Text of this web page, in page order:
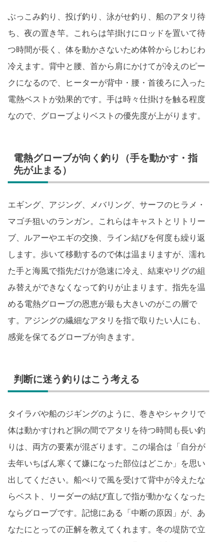
ぶっこみ釣り、投げ釣り、泳がせ釣り、船のアタリ待
ち、夜の置き竿。これらは竿掛けにロッドを置いて待
つ時間が長く、体を動かさないため体幹からじわじわ
冷えます。背中と腰、首から肩にかけてが冷えのピー
クになるので、ヒーターが背中・腰・首後ろに入った
電熱ベストが効果的です。手は時々仕掛けを触る程度
なので、グローブよりベストの優先度が上がります。
電熱グローブが向く釣り（手を動かす・指
先が止まる）
エギング、アジング、メバリング、サーフのヒラメ・
マゴチ狙いのランガン。これらはキャストとリトリー
ブ、ルアーやエギの交換、ライン結びを何度も繰り返
します。歩いて移動するので体は温まりますが、濡れ
た手と海風で指先だけが急速に冷え、結束やリグの組
み替えができなくなって釣りが止まります。指先を温
める電熱グローブの恩恵が最も大きいのがこの層で
す。アジングの繊細なアタリを指で取りたい人にも、
感覚を保てるグローブが向きます。
判断に迷う釣りはこう考える
タイラバや船のジギングのように、巻きやシャクリで
体は動かすけれど胴の間でアタリを待つ時間も長い釣
りは、両方の要素が混ざります。この場合は「自分が
去年いちばん寒くて嫌になった部位はどこか」を思い
出してください。船べりで風を受けて背中が冷えたな
らベスト、リーダーの結び直しで指が動かなくなった
ならグローブです。記憶にある「中断の原因」が、あ
なたにとっての正解を教えてくれます。冬の堤防で立